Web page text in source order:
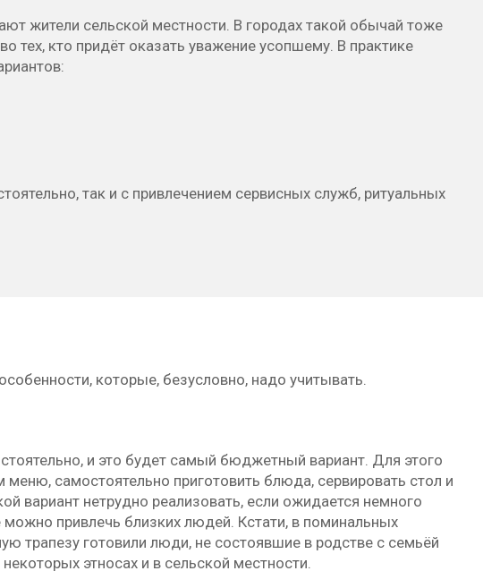
жители сельской местности. В городах такой обычай тоже
тех, кто придёт оказать уважение усопшему. В практике
так и с привлечением сервисных служб, ритуальных
которые, безусловно, надо учитывать.
и это будет самый бюджетный вариант. Для этого
самостоятельно приготовить блюда, сервировать стол и
вариант нетрудно реализовать, если ожидается немного
привлечь близких людей. Кстати, в поминальных
трапезу готовили люди, не состоявшие в родстве с семьёй
этносах и в сельской местности.